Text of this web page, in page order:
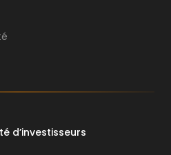
d’investisseurs